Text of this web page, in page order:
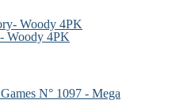
Woody 4PK